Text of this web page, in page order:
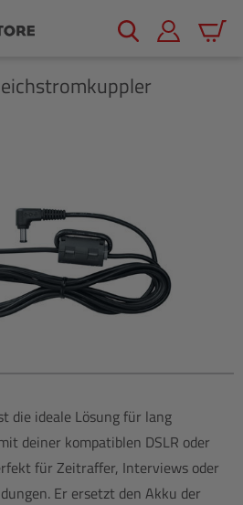
die ideale Lösung für lang
deiner kompatiblen DSLR oder
für Zeitraffer, Interviews oder
Er ersetzt den Akku der